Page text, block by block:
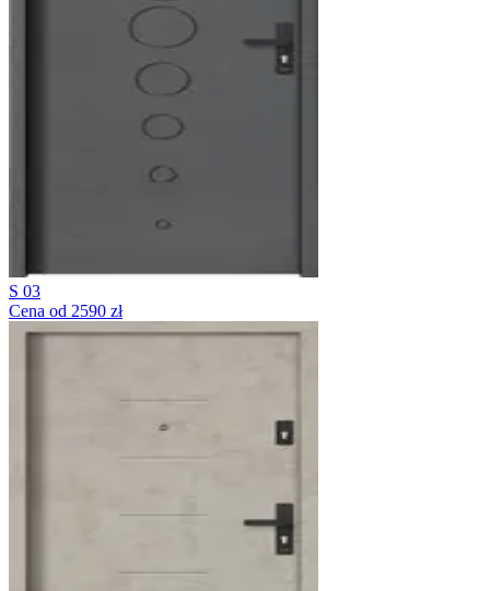
S 03
Cena od 2590 zł